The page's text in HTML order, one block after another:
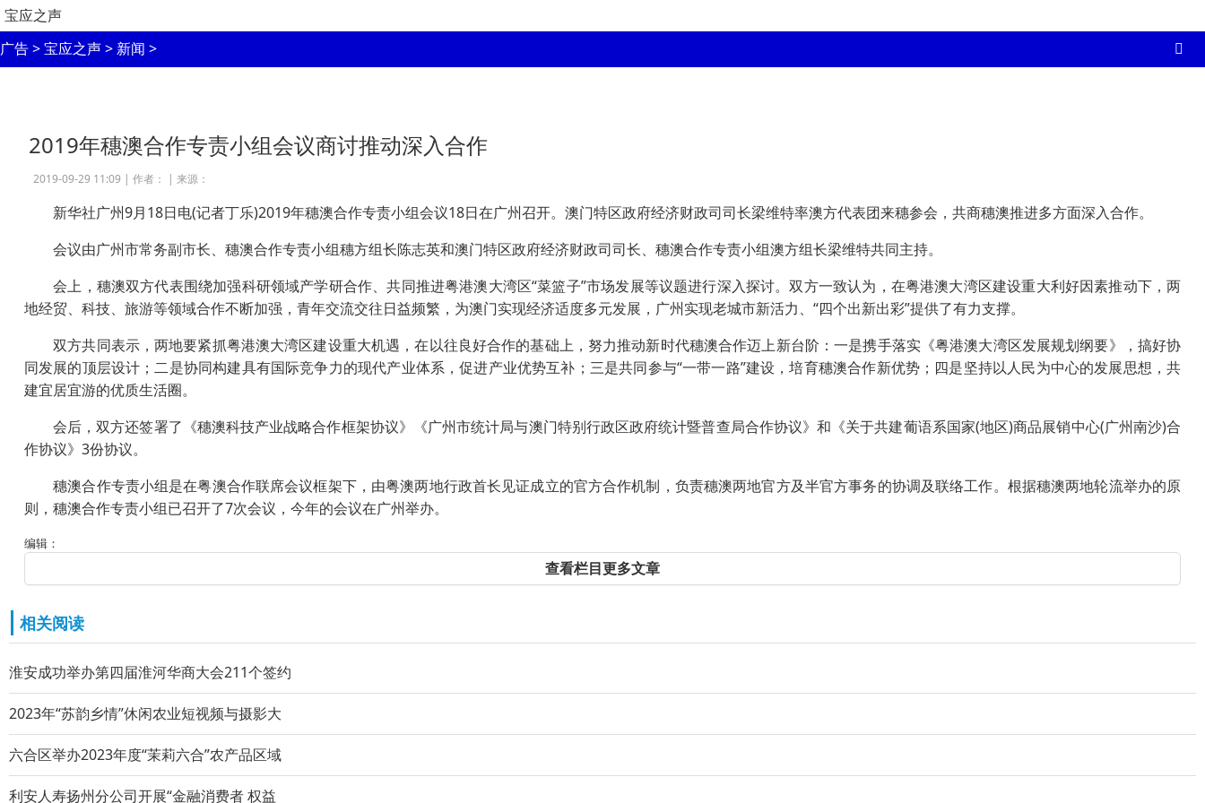
宝应之声
广告>宝应之声> 新闻 >
2019年穗澳合作专责小组会议商讨推动深入合作
2019-09-29 11:09 | 作者： | 来源：
新华社广州9月18日电(记者丁乐)2019年穗澳合作专责小组会议18日在广州召开。澳门特区政府经济财政司司长梁维特率澳方代表团来穗参会，共商穗澳推进多方面深入合作。
会议由广州市常务副市长、穗澳合作专责小组穗方组长陈志英和澳门特区政府经济财政司司长、穗澳合作专责小组澳方组长梁维特共同主持。
会上，穗澳双方代表围绕加强科研领域产学研合作、共同推进粤港澳大湾区“菜篮子”市场发展等议题进行深入探讨。双方一致认为，在粤港澳大湾区建设重大利好因素推动下，两
地经贸、科技、旅游等领域合作不断加强，青年交流交往日益频繁，为澳门实现经济适度多元发展，广州实现老城市新活力、“四个出新出彩”提供了有力支撑。
双方共同表示，两地要紧抓粤港澳大湾区建设重大机遇，在以往良好合作的基础上，努力推动新时代穗澳合作迈上新台阶：一是携手落实《粤港澳大湾区发展规划纲要》，搞好协
同发展的顶层设计；二是协同构建具有国际竞争力的现代产业体系，促进产业优势互补；三是共同参与“一带一路”建设，培育穗澳合作新优势；四是坚持以人民为中心的发展思想，共
建宜居宜游的优质生活圈。
会后，双方还签署了《穗澳科技产业战略合作框架协议》《广州市统计局与澳门特别行政区政府统计暨普查局合作协议》和《关于共建葡语系国家(地区)商品展销中心(广州南沙)合
作协议》3份协议。
穗澳合作专责小组是在粤澳合作联席会议框架下，由粤澳两地行政首长见证成立的官方合作机制，负责穗澳两地官方及半官方事务的协调及联络工作。根据穗澳两地轮流举办的原
则，穗澳合作专责小组已召开了7次会议，今年的会议在广州举办。
编辑：
查看栏目更多文章
相关阅读
淮安成功举办第四届淮河华商大会211个签约
2023年“苏韵乡情”休闲农业短视频与摄影大
六合区举办2023年度“茉莉六合”农产品区域
利安人寿扬州分公司开展“金融消费者 权益